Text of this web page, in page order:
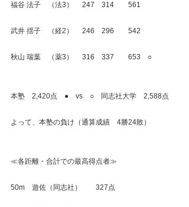
福谷 法子　（法3） 　247　314　　561
武井 揺子　（経2）　 246　296　　542
秋山 瑞葉　（薬3）　 316　337　　653　○
本塾　2,420点　●　vs　○　同志社大学　2,588点
よって、本塾の負け（通算成績　4勝24敗）
≪各距離・合計での最高得点者≫
50m　遊佐（同志社）　　327点